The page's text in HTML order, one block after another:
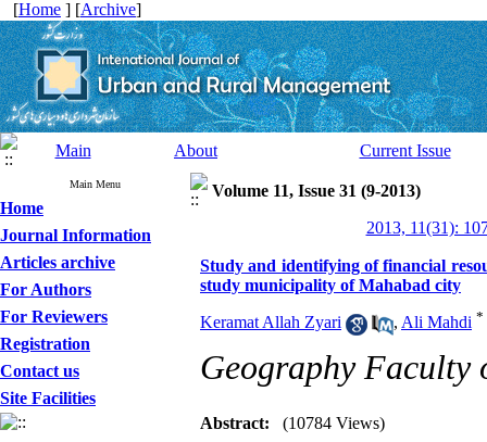
[Home ] [Archive]
Main About Current Issue
Main Menu
Home
Journal Information
Articles archive
For Authors
For Reviewers
Registration
Contact us
Site Facilities
Volume 11, Issue 31 (9-2013)
2013, 11(31):
Study and identifying of financial
study municipality of Mahabad city
Keramat Allah Zyari , Ali Mahdi *
Geography Faculty
Abstract: (10784 Views)